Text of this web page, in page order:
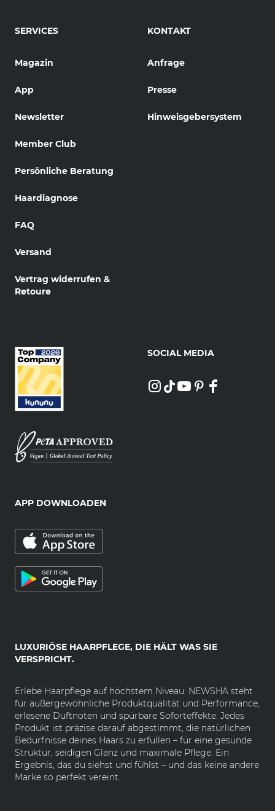
SERVICES
Magazin
App
Newsletter
Member Club
Persönliche Beratung
Haardiagnose
FAQ
Versand
Vertrag widerrufen &
Retoure
KONTAKT
Anfrage
Presse
Hinweisgebersystem
LUXURIÖSE HAARPFLEGE, DIE HÄLT WAS SIE
VERSPRICHT.
Erlebe Haarpflege auf höchstem Niveau: NEWSHA steht
für außergewöhnliche Produktqualität und Performance,
erlesene Duftnoten und spürbare Soforteffekte. Jedes
Produkt ist präzise darauf abgestimmt, die natürlichen
Bedürfnisse deines Haars zu erfüllen – für eine gesunde
Struktur, seidigen Glanz und maximale Pflege. Ein
Ergebnis, das du siehst und fühlst – und das keine andere
Marke so perfekt vereint.
SOCIAL MEDIA
APP DOWNLOADEN